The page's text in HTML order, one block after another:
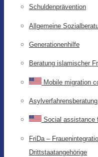
Schuldenprävention
Allgemeine
Generationenhilfe
Beratung islamischer
Mobile migration
Social assistance
FriDa –
Drittstaatangehörige